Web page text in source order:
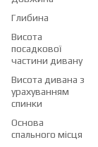
Глибина
Висота
посадкової
частини дивану
Висота дивана з
урахуванням
спинки
Основа
спального місця